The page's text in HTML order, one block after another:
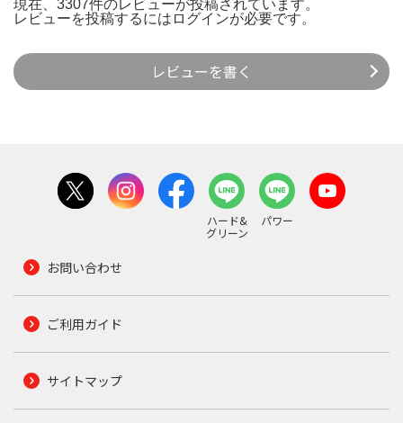
現在、3307件のレビューが投稿されています。
レビューを投稿するには ログインが必要です。
レビューを書く
ハード&
グリーン
パワー
お問い合わせ
ご利用ガイド
サイトマップ